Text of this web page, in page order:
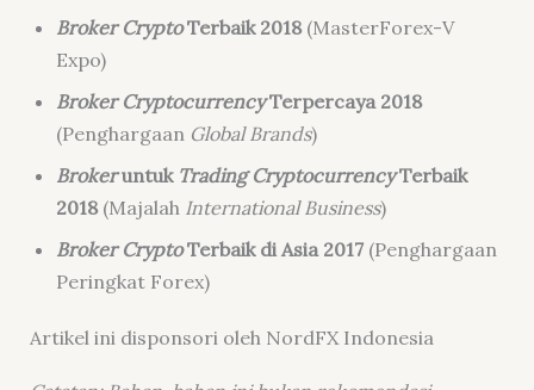
Broker CryptoTerbaik 2018(MasterForex-V
Expo)
Broker CryptocurrencyTerpercaya 2018
(Penghargaan Global Brands)
Brokeruntuk Trading CryptocurrencyTerbaik
2018 (Majalah International Business)
Broker CryptoTerbaik di Asia 2017(Penghargaan
Peringkat Forex)
Artikel ini disponsori oleh NordFX Indonesia